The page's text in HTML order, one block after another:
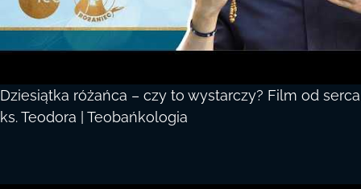
Dziesiątka różańca – czy to wystarczy? Film od serca
ks. Teodora | Teobańkologia